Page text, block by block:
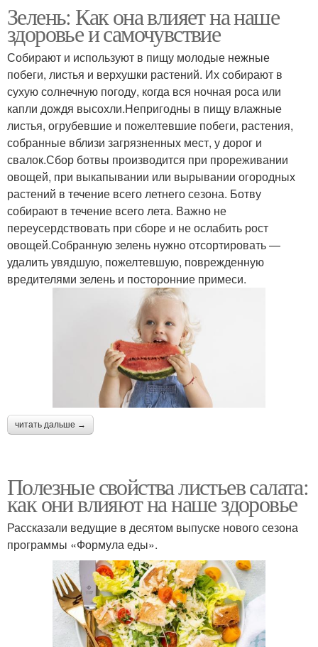
Зелень: Как она влияет на наше
здоровье и самочувствие
Собирают и используют в пищу молодые нежные
побеги, листья и верхушки растений. Их собирают в
сухую солнечную погоду, когда вся ночная роса или
капли дождя высохли.Непригодны в пищу влажные
листья, огрубевшие и пожелтевшие побеги, растения,
собранные вблизи загрязненных мест, у дорог и
свалок.Сбор ботвы производится при прореживании
овощей, при выкапывании или вырывании огородных
растений в течение всего летнего сезона. Ботву
собирают в течение всего лета. Важно не
переусердствовать при сборе и не ослабить рост
овощей.Собранную зелень нужно отсортировать —
удалить увядшую, пожелтевшую, поврежденную
вредителями зелень и посторонние примеси.
читать дальше →
Полезные свойства листьев салата:
как они влияют на наше здоровье
Рассказали ведущие в десятом выпуске нового сезона
программы «Формула еды».